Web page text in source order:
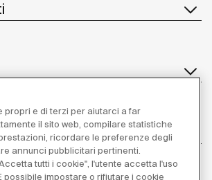
Seguiteci
propri e di terzi per aiutarci a far
il sito web, compilare statistiche
ricordare le preferenze degli
annunci pubblicitari pertinenti.
tutti i cookie", l'utente accetta l'uso
possibile impostare o rifiutare i cookie